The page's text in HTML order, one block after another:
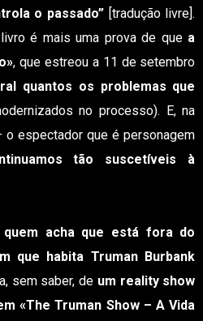
o passado” [tradução livre].
é mais uma prova de que a
, que estreou a 11 de setembro
quantos os problemas que
no processo). E, na
o espectador que é personagem
tão suscetíveis à
quem acha que está fora do
que habita Truman Burbank
sem saber, de um reality show
«The Truman Show – A Vida